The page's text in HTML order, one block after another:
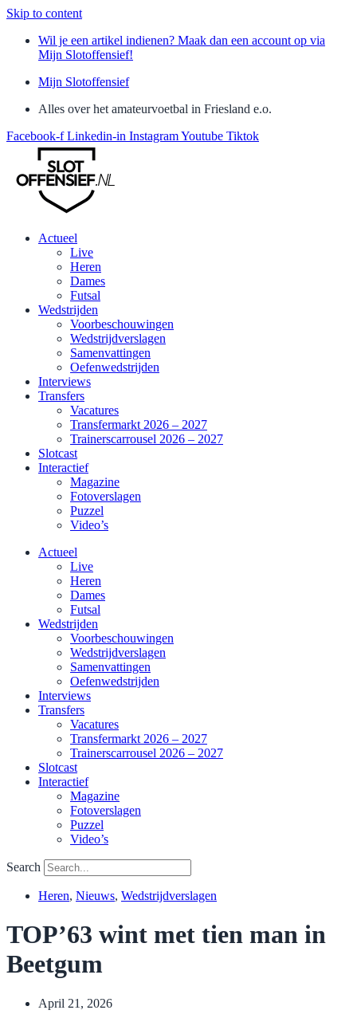
Skip to content
Wil je een artikel indienen? Maak dan een account op via
Mijn Slotoffensief!
Mijn Slotoffensief
Alles over het amateurvoetbal in Friesland e.o.
Facebook-f Linkedin-in InstagramYoutube Tiktok
Actueel
Live
Heren
Dames
Futsal
Wedstrijden
Voorbeschouwingen
Wedstrijdverslagen
Samenvattingen
Oefenwedstrijden
Interviews
Transfers
Vacatures
Transfermarkt 2026 – 2027
Trainerscarrousel 2026 – 2027
Slotcast
Interactief
Magazine
Fotoverslagen
Puzzel
Video’s
Actueel
Live
Heren
Dames
Futsal
Wedstrijden
Voorbeschouwingen
Wedstrijdverslagen
Samenvattingen
Oefenwedstrijden
Interviews
Transfers
Vacatures
Transfermarkt 2026 – 2027
Trainerscarrousel 2026 – 2027
Slotcast
Interactief
Magazine
Fotoverslagen
Puzzel
Video’s
Search
Heren, Nieuws, Wedstrijdverslagen
TOP’63 wint met tien man in
Beetgum
April 21, 2026